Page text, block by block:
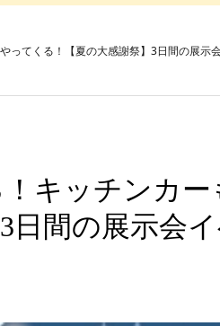
ってくる！【夏の大感謝祭】3日間の展
キッチンカー
日間の展示会